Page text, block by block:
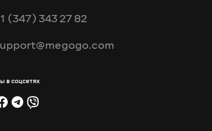
(347) 343 27 82
в соцсетях